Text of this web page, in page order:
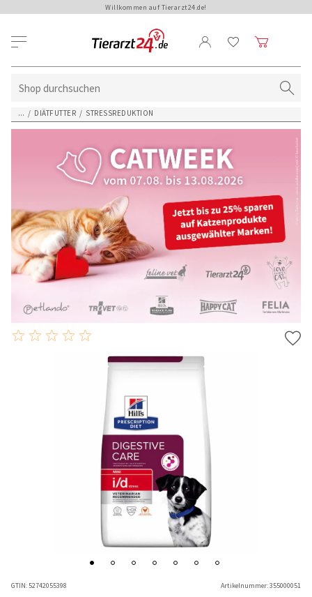
Willkommen auf Tierarzt24.de!
... / DIÄTFUTTER / STRESSREDUKTION
GTIN:52742055398 Artikelnummer:355000051